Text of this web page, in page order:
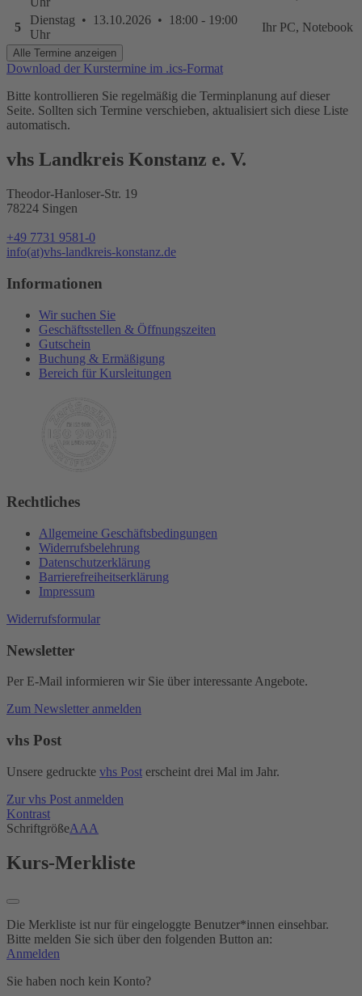
5
Dienstag • 13.10.2026 • 18:00 - 19:00
Uhr
Ihr PC, Notebook
Alle Termine anzeigen
Download der Kurstermine im .ics-Format
Bitte kontrollieren Sie regelmäßig die Terminplanung auf dieser
Seite. Sollten sich Termine verschieben, aktualisiert sich diese Liste
automatisch.
vhs Landkreis Konstanz e. V.
Theodor-Hanloser-Str. 19
78224 Singen
+49 7731 9581-0
info(at)vhs-landkreis-konstanz.de
Informationen
Wir suchen Sie
Geschäftsstellen & Öffnungszeiten
Gutschein
Buchung & Ermäßigung
Bereich für Kursleitungen
Rechtliches
Allgemeine Geschäftsbedingungen
Widerrufsbelehrung
Datenschutzerklärung
Barrierefreiheitserklärung
Impressum
Widerrufsformular
Newsletter
Per E-Mail informieren wir Sie über interessante Angebote.
Zum Newsletter anmelden
vhs Post
Unsere gedruckte vhs Post erscheint drei Mal im Jahr.
Zur vhs Post anmelden
Kontrast
SchriftgrößeAAA
Kurs-Merkliste
Die Merkliste ist nur für eingeloggte Benutzer*innen einsehbar.
Bitte melden Sie sich über den folgenden Button an:
Anmelden
Sie haben noch kein Konto?